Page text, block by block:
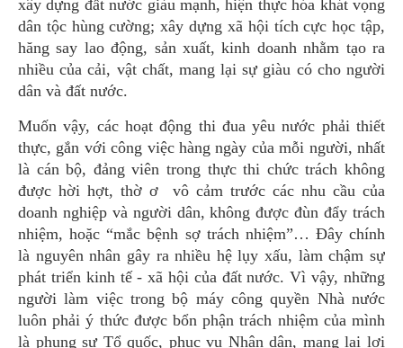
xây dựng đất nước giàu mạnh, hiện thực hóa khát vọng
dân tộc hùng cường; xây dựng xã hội tích cực học tập,
hăng say lao động, sản xuất, kinh doanh nhằm tạo ra
nhiều của cải, vật chất, mang lại sự giàu có cho người
dân và đất nước.
Muốn vậy, các hoạt động thi đua yêu nước phải thiết
thực, gắn với công việc hàng ngày của mỗi người, nhất
là cán bộ, đảng viên trong thực thi chức trách không
được hời hợt, thờ ơ vô cảm trước các nhu cầu của
doanh nghiệp và người dân, không được đùn đẩy trách
nhiệm, hoặc “mắc bệnh sợ trách nhiệm”… Đây chính
là nguyên nhân gây ra nhiều hệ lụy xấu, làm chậm sự
phát triển kinh tế - xã hội của đất nước. Vì vậy, những
người làm việc trong bộ máy công quyền Nhà nước
luôn phải ý thức được bổn phận trách nhiệm của mình
là phụng sự Tổ quốc, phục vụ Nhân dân, mang lại lợi